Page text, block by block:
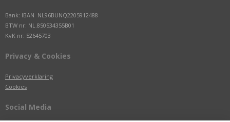
Bank: IBAN NL96BUNQ2205912488
BTW nr: NL.850534355B01
KvK nr: 52645703
Privacy & Cookies
Privacyverklaring
Cookies
Social Media